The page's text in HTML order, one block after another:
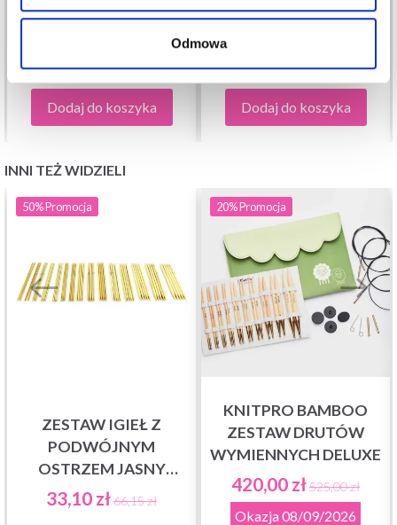
Odmowa
20 SZT
Dodaj do koszyka
SZT
Dodaj do koszyka
INNI TEŻ WIDZIELI
50%Promocja
ZESTAW IGIEŁ Z
PODWÓJNYM
OSTRZEM JASNY
BAMBUS, 15
ROZMIARÓW, 20 CM
33,10 zł66,15 zł
20%Promocja
KNITPRO BAMBOO
ZESTAW DRUTÓW
WYMIENNYCH DELUXE
420,00 zł525,00 zł
Okazja08/09/2026